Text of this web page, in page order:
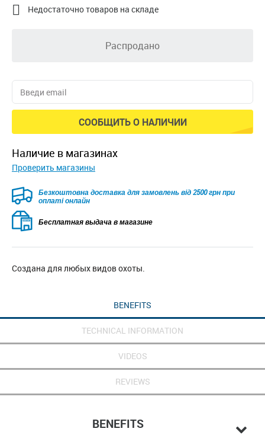
 Недостаточно товаров на складе
Распродано
СООБЩИТЬ О НАЛИЧИИ
наличие в магазинах
Проверить магазины
Безкоштовна доставка для замовлень від 2500 грн при
оплаті онлайн
Бесплатная выдача в магазине
Создана для любых видов охоты.
BENEFITS
TECHNICAL INFORMATION
VIDEOS
REVIEWS
BENEFITS